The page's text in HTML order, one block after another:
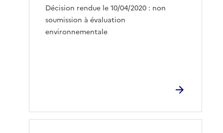
Décision rendue le 10/04/2020 : non
soumission à évaluation
environnementale